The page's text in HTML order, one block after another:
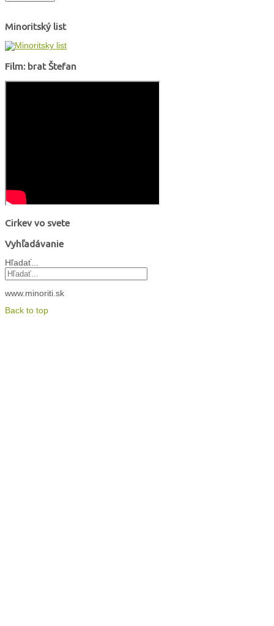
Minoritský list
Film: brat Štefan
Cirkev vo svete
Vyhľadávanie
Hľadať...
www.minoriti.sk
Back to top